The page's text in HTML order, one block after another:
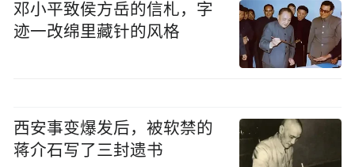
邓小平致侯方岳的信札，字
迹一改绵里藏针的风格
西安事变爆发后，被软禁的
蒋介石写了三封遗书